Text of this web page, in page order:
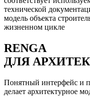
технической
модель объекта
жизненном цикле
RENGA
ДЛЯ
Понятный интерфейс и
делает архитектурное